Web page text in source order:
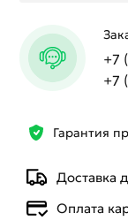
Гарантия
Доставка
Оплата
+7
+7